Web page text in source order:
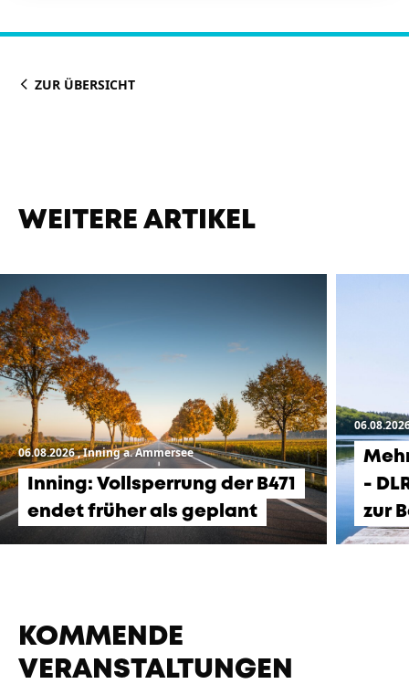
ZUR ÜBERSICHT
WEITERE ARTIKEL
06.08.2026, Inning a. Ammersee
Inning: Vollsperrung der B471
endet früher als geplant
-
zur
KOMMENDE
VERANSTALTUNGEN